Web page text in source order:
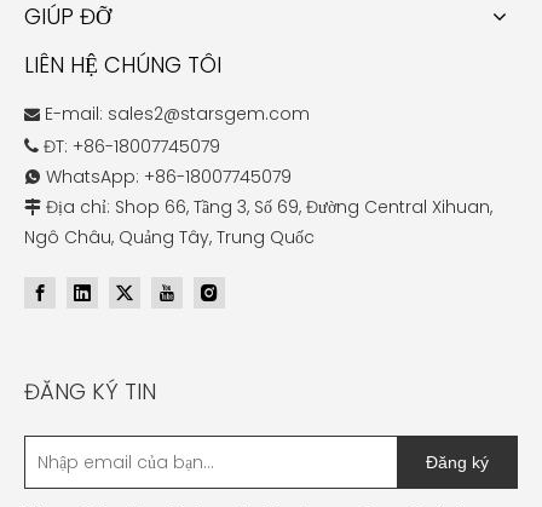
GIÚP ĐỠ
LIÊN HỆ CHÚNG TÔI
 E-mail: sales2@starsgem.com
 ĐT: +86-18007745079
 WhatsApp: +86-18007745079
 Địa chỉ: Shop 66, Tầng 3, Số 69, Đường Central Xihuan,
Ngô Châu, Quảng Tây, Trung Quốc
ĐĂNG KÝ TIN
Đăng ký